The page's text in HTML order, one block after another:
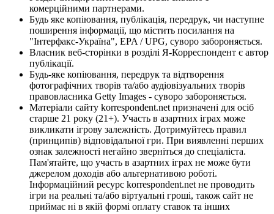
комерційними партнерами.
Будь яке копіювання, публікація, передрук, чи наступне
поширення інформації, що містить посилання на
"Інтерфакс-Україна", EPA / UPG, суворо забороняється.
Власник веб-сторінки в розділі Я-Корреспондент є автор
публікації.
Будь-яке копіювання, передрук та відтворення
фотографічних творів та/або аудіовізуальних творів
правовласника Getty Images - суворо забороняється.
Матеріали сайту korrespondent.net призначені для осіб
старше 21 року (21+). Участь в азартних іграх може
викликати ігрову залежність. Дотримуйтесь правил
(принципів) відповідальної гри. При виявленні перших
ознак залежності негайно зверніться до спеціаліста.
Пам'ятайте, що участь в азартних іграх не може бути
джерелом доходів або альтернативою роботі.
Інформаційний ресурс korrespondent.net не проводить
ігри на реальні та/або віртуальні гроші, також сайт не
приймає ні в якій формі оплату ставок та інших